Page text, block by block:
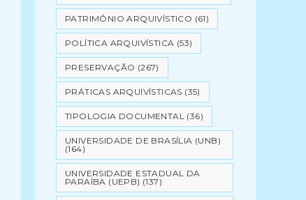
PATRIMÔNIO ARQUIVÍSTICO (61)
POLÍTICA ARQUIVÍSTICA (53)
PRESERVAÇÃO (267)
PRÁTICAS ARQUIVÍSTICAS (35)
TIPOLOGIA DOCUMENTAL (36)
UNIVERSIDADE DE BRASÍLIA (UNB)
(164)
UNIVERSIDADE ESTADUAL DA
PARAÍBA (UEPB) (137)